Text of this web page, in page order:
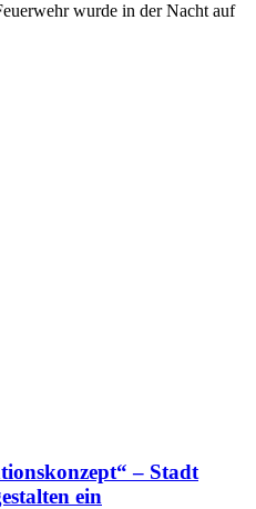
wurde in der Nacht auf
– Stadt
ein